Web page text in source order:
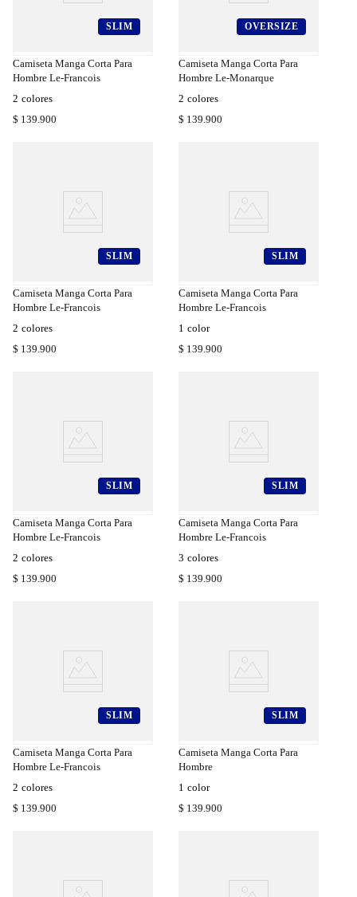
SLIM
Camiseta Manga Corta Para
Hombre Le-Francois
2 colores
$ 139 900
OVERSIZE
Camiseta Manga Corta Para
Hombre Le-Monarque
2 colores
$ 139 900
SLIM
Camiseta Manga Corta Para
Hombre Le-Francois
2 colores
$ 139 900
SLIM
Camiseta Manga Corta Para
Hombre Le-Francois
1 color
$ 139 900
SLIM
Camiseta Manga Corta Para
Hombre Le-Francois
2 colores
$ 139 900
SLIM
Camiseta Manga Corta Para
Hombre Le-Francois
3 colores
$ 139 900
SLIM
Camiseta Manga Corta Para
Hombre Le-Francois
2 colores
$ 139 900
SLIM
Camiseta Manga Corta Para
Hombre
1 color
$ 139 900